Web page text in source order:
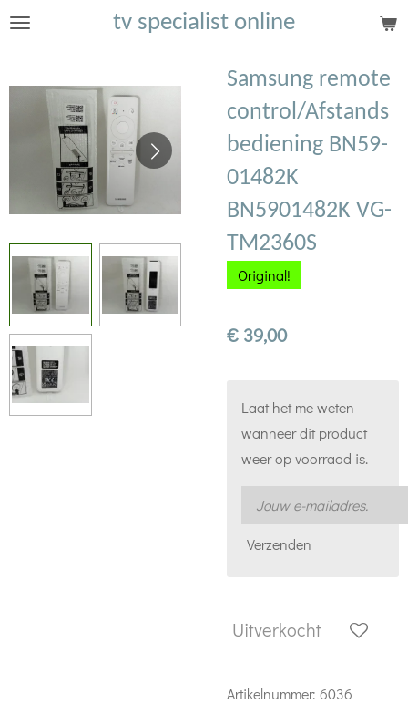
Ga
hoofdinhoud
tv specialist online
Samsung remote
control/Afstands
bediening BN59-
01482K
BN5901482K VG-
TM2360S
Original!
€ 39,00
Laat het me weten
wanneer dit product
weer op voorraad is.
Verzenden
Uitverkocht
Artikelnummer: 6036